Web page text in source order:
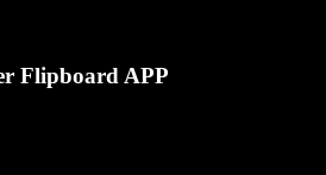
Flipboard APP